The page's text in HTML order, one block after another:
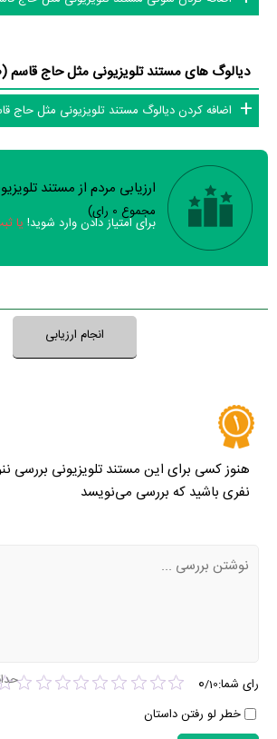
دیالوگ های مستند تلویزیونی مثل حاج قاسم (0 دیالوگ)
اضافه کردن دیالوگ مستند تلویزیونی مثل حاج
سوالاتارزیابی مردم از مستند
مجموع 0 رای)
برای امتیاز دادن وارد شوید! یا
انجام ارزیابی
هنوز کسی برای این مستند تلویزیونی بررسی
نفری باشید که بررسی می‌نویسد
رای شما: 0/10
خطر لو رفتن داستان